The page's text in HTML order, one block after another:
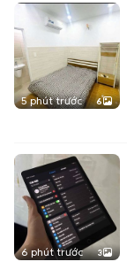
5 phút trước 6
6 phút trước 3